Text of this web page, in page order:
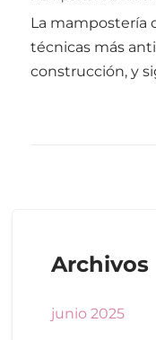
La mampostería
técnicas más
construcción, y
Archivos
junio 2025